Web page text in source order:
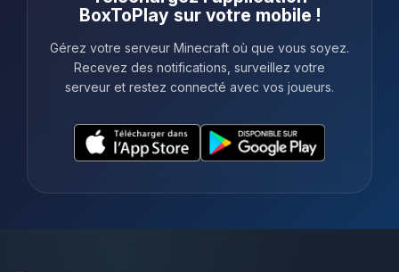
BoxToPlay sur votre mobile !
Gérez votre serveur Minecraft où que vous soyez.
Recevez des notifications, surveillez votre
serveur et restez connecté avec vos joueurs.